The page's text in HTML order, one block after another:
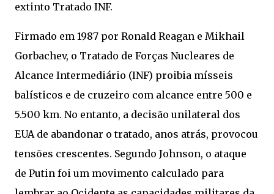
extinto Tratado INF.
Firmado em 1987 por Ronald Reagan e Mikhail
Gorbachev, o Tratado de Forças Nucleares de
Alcance Intermediário (INF) proibia mísseis
balísticos e de cruzeiro com alcance entre 500 e
5.500 km. No entanto, a decisão unilateral dos
EUA de abandonar o tratado, anos atrás, provocou
tensões crescentes. Segundo Johnson, o ataque
de Putin foi um movimento calculado para